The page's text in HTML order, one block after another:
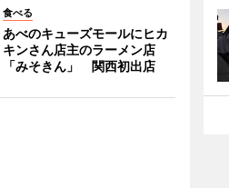
食べる
あべのキューズモールにヒカ
キンさん店主のラーメン店
「みそきん」 関西初出店